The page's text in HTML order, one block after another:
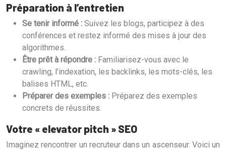
Préparation à l’entretien
Se tenir informé : Suivez les blogs, participez à des
conférences et restez informé des mises à jour des
algorithmes.
Être prêt à répondre : Familiarisez-vous avec le
crawling, l’indexation, les backlinks, les mots-clés, les
balises HTML, etc.
Préparer des exemples : Préparez des exemples
concrets de réussites.
Votre « elevator pitch » SEO
Imaginez rencontrer un recruteur dans un ascenseur. Voici un